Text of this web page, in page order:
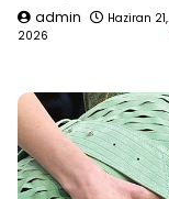
admin
Haziran 21,
2026